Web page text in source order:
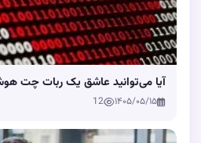
آیا می‌توانید عاشق یک ربات چت
۱۴۰۵/۰۵/۱۵ 12